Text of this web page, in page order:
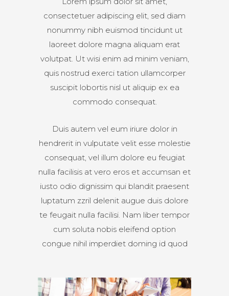
consectetuer adipiscing elit, sed diam
nonummy nibh euismod tincidunt ut
laoreet dolore magna aliquam erat
volutpat. Ut wisi enim ad minim veniam,
quis nostrud exerci tation ullamcorper
suscipit lobortis nisl ut aliquip ex ea
commodo consequat.
Duis autem vel eum iriure dolor in
hendrerit in vulputate velit esse molestie
consequat, vel illum dolore eu feugiat
nulla facilisis at vero eros et accumsan et
iusto odio dignissim qui blandit praesent
luptatum zzril delenit augue duis dolore
te feugait nulla facilisi. Nam liber tempor
cum soluta nobis eleifend option
congue nihil imperdiet doming id quod